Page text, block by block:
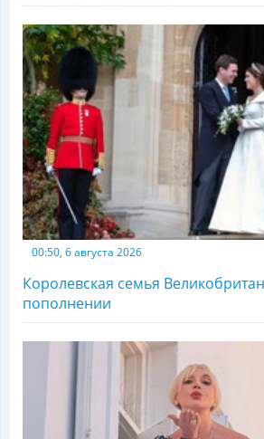
00:50, 6 августа 2026
Королевская семья
пополнении